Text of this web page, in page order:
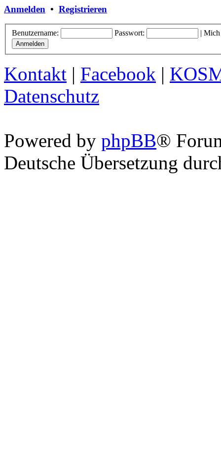
Anmelden • Registrieren
Benutzername: Passwort: | Mich
Kontakt | Facebook |
Datenschutz
Powered by phpBB®
Deutsche Übersetzung